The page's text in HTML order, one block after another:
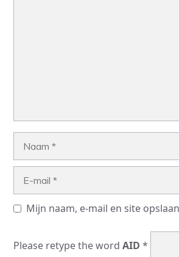
Mijn naam, e-mail en site
Please retype the word AID *